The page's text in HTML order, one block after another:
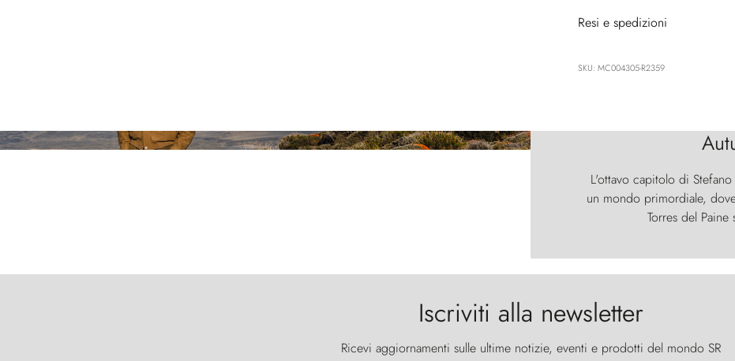
Resi e spedizioni
SKU: MC004305-R2359
L'ottavo capitolo di
un mondo primordiale,
Torres del
Iscriviti alla newsletter
Ricevi aggiornamenti sulle ultime notizie, eventi e prodotti del mondo SR